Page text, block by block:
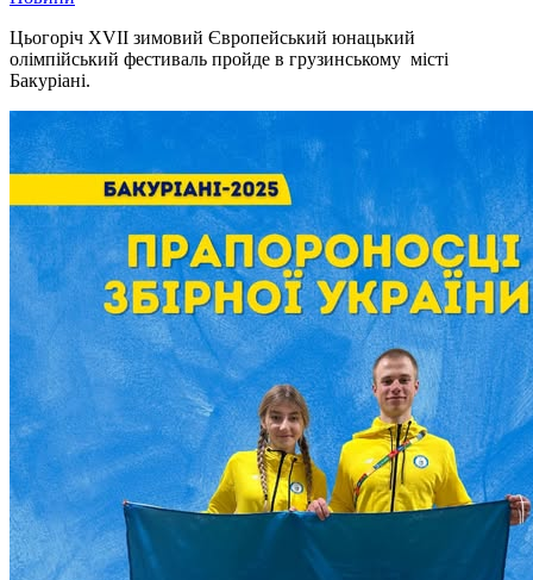
Цьогоріч XVII зимовий Європейський юнацький
олімпійський фестиваль пройде в грузинському місті
Бакуріані.